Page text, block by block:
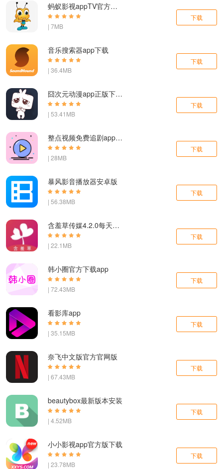
蚂蚁影视appTV官方下载最新版
| 7MB
下载
音乐搜索器app下载
| 36.4MB
下载
囧次元动漫app正版下载无广告
| 53.41MB
下载
整点视频免费追剧app软件下载
| 28MB
下载
暴风影音播放器安卓版
| 56.38MB
下载
含羞草传媒4.2.0每天免费下载
| 22.1MB
下载
韩小圈官方下载app
| 72.43MB
下载
看影库app
| 35.15MB
下载
奈飞中文版官方官网版
| 67.43MB
下载
beautybox最新版本安装
| 4.52MB
下载
小小影视app官方版下载
| 23.78MB
下载